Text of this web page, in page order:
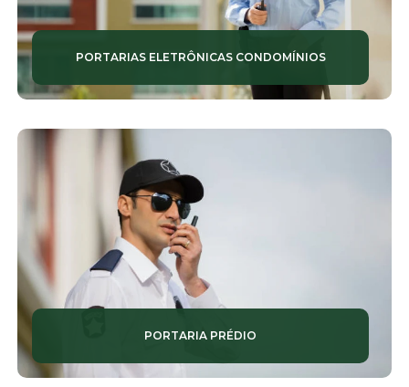
EMPRESAS DE PORTARIA REMOTA
EMPRESAS DE RECEPCIONISTAS
EMPRESAS DE VIGILÂNCIA
EMPRESAS TERCEIRIZADAS DE SEGURANÇA
EQUIPES DE LIMPEZA
LIMPEZA DE CONDOMÍNIOS
LIMPEZA PREDIAL
LIMPEZAS TERCEIRIZADAS
PORTARIAS ELETRÔNICAS CONDOMÍNIOS
PORTARIA PRÉDIO